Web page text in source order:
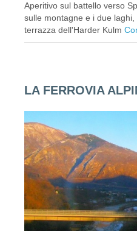
Aperitivo sul battello verso
sulle montagne e i due
terrazza dell'Harder Kulm
LA FERROVIA